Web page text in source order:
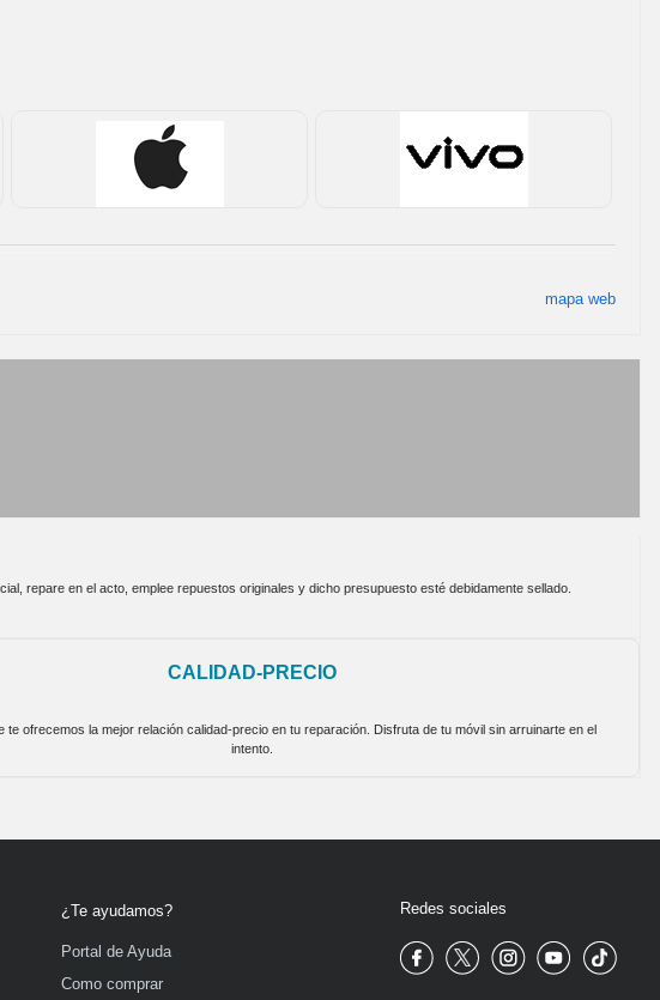
mapa web
repare en el acto, emplee repuestos originales y dicho presupuesto esté debidamente sellado.
CALIDAD-PRECIO
te ofrecemos la mejor relación calidad-precio en tu reparación. Disfruta de tu móvil sin arruinarte en el
intento.
¿Te ayudamos?
Portal de Ayuda
Como comprar
Redes sociales
Phone House Facebook
Phone House Twitter
Phone House
Phone